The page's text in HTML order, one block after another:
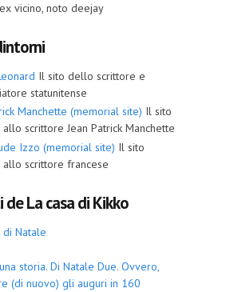
ex vicino, noto deejay
Il sito dello scrittore e
statunitense
Manchette (memorial site) Il sito
scrittore Jean Patrick Manchette
Izzo (memorial site) Il sito
scrittore francese
de La casa di Kikko
di Natale
storia. Di Natale Due. Ovvero,
(di nuovo) gli auguri in 160